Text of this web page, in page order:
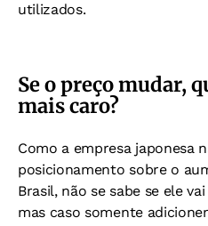
utilizados.
Se o preço mudar,
mais caro?
Como a empresa japonesa
posicionamento sobre o
Brasil, não se sabe se ele
mas caso somente